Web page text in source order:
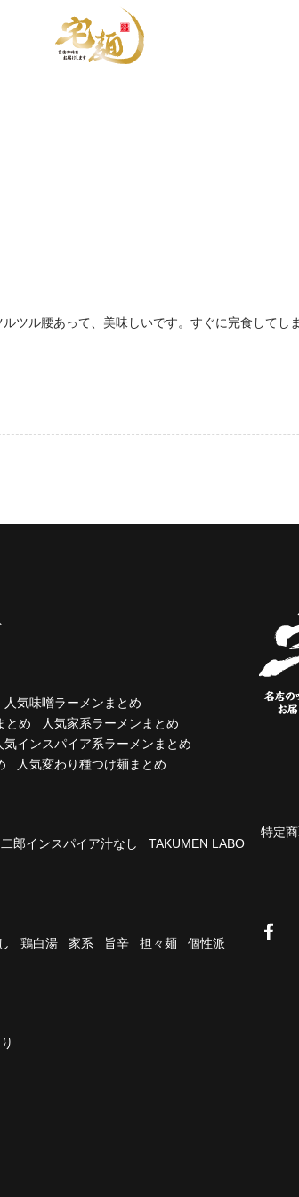
ツル腰あって、美味しいです。すぐに完食してし
人気味噌ラーメンまとめ
とめ
人気家系ラーメンまとめ
気インスパイア系ラーメンまとめ
人気変わり種つけ麺まとめ
二郎インスパイア汁なし
TAKUMEN LABO
鶏白湯 家系 旨辛 担々麺
個性派
特定